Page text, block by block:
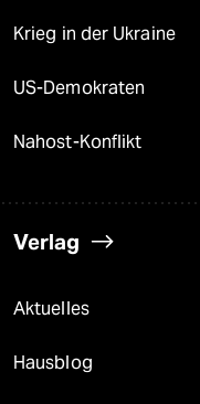
Krieg in der Ukraine
US-Demokraten
Nahost-Konflikt
Verlag
Aktuelles
Hausblog